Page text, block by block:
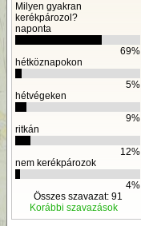
Milyen gyakran
kerékpározol?
naponta
69%
hétköznapokon
5%
hétvégeken
9%
ritkán
12%
nem kerékpározok
4%
Összes szavazat: 91
Korábbi szavazások